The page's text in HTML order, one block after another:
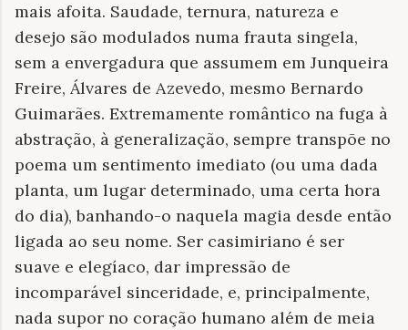
mais afoita. Saudade, ternura, natureza e
desejo são modulados numa frauta singela,
sem a envergadura que assumem em Junqueira
Freire, Álvares de Azevedo, mesmo Bernardo
Guimarães. Extremamente romântico na fuga à
abstração, à generalização, sempre transpõe no
poema um sentimento imediato (ou uma dada
planta, um lugar determinado, uma certa hora
do dia), banhando-o naquela magia desde então
ligada ao seu nome. Ser casimiriano é ser
suave e elegíaco, dar impressão de
incomparável sinceridade, e, principalmente,
nada supor no coração humano além de meia